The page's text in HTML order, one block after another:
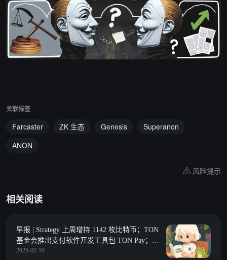
关联标签
Farcaster ZK 生态 Genesis
Superanon
ANON
风险提示
相关阅读
早报 | Strategy 上周增持 1142 枚比特币；TON
基金会推出支付软件开发工具包 TON Pay；
Farcaster 创始人 Dan Romero 加入 Tempo
2026-02-10